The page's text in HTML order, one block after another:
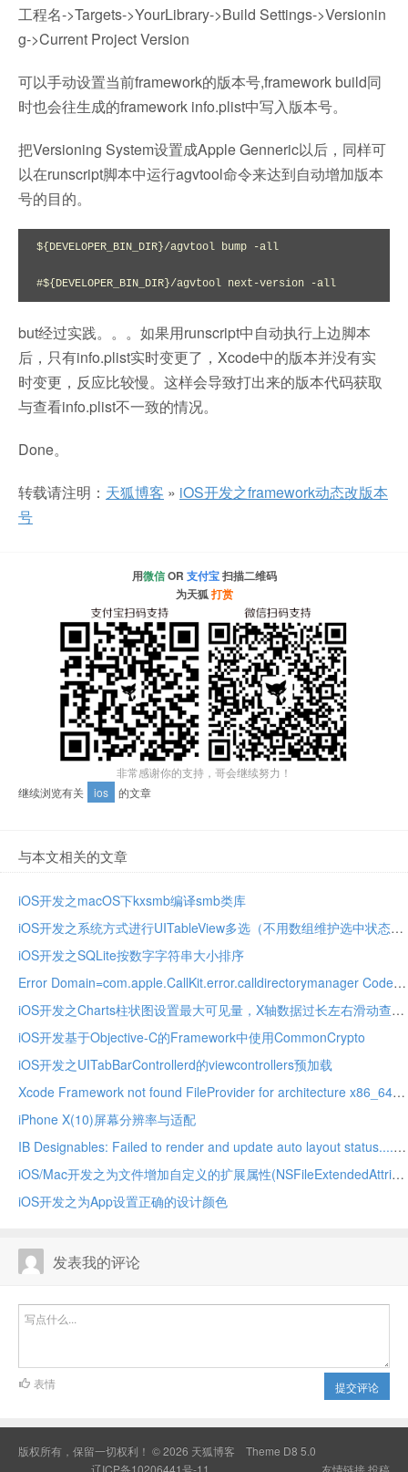
工程名->Targets->YourLibrary->Build Settings->Versionin
g->Current Project Version
可以手动设置当前framework的版本号,framework build同
时也会往生成的framework info.plist中写入版本号。
把Versioning System设置成Apple Genneric以后，同样可
以在runscript脚本中运行agvtool命令来达到自动增加版本
号的目的。
${DEVELOPER_BIN_DIR}/agvtool bump -all
#${DEVELOPER_BIN_DIR}/agvtool next-version -all
but经过实践。。。如果用runscript中自动执行上边脚本
后，只有info.plist实时变更了，Xcode中的版本并没有实
时变更，反应比较慢。这样会导致打出来的版本代码获取
与查看info.plist不一致的情况。
Done。
转载请注明： 天狐博客 » iOS开发之framework动态改版本
号
用微信OR 支付宝扫描二维码
为天狐打赏
非常感谢你的支持，哥会继续努力！
继续浏览有关
ios 的文章
与本文相关的文章
iOS开发之macOS下kxsmb编译smb类库
iOS开发之系统方式进行UITableView多选（不用数组维护选中状态）
iOS开发之SQLite按数字字符串大小排序
Error Domain=com.apple.CallKit.error.calldirectorymanager Code
iOS开发之Charts柱状图设置最大可见量，X轴数据过长左右滑动查看
iOS开发基于Objective-C的Framework中使用CommonCrypto
iOS开发之UITabBarControllerd的viewcontrollers预加载
Xcode Framework not found FileProvider for architecture x86_64/arm64
iPhone X(10)屏幕分辨率与适配
IB Designables: Failed to render and update auto layout status....,no suitable image found
iOS/Mac开发之为文件增加自定义的扩展属性(NSFileExtendedAttributes)
iOS开发之为App设置正确的设计颜色
发表我的评论
提交评论
表情
版权所有，保留一切权利！ © 2026 天狐博客 Theme D8 5.0
辽ICP备10206441号-11
友情链接投稿